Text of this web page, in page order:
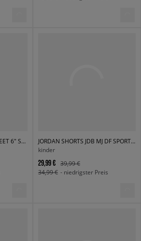
NIKE SHORTS W NSW STREET 6" SATIN GX SHRT
JORDAN SHORTS JDB MJ DF SPORT DIAMOND SHORT BOY
kinder
29,99 €
39,99 €
34,99 € - niedrigster Preis